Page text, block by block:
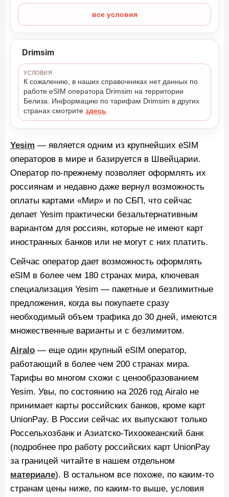
все условия
Drimsim
УСЛОВИЯ
К сожалению, в наших справочниках нет данных по
работе eSIM оператора Drimsim на территории
Белиза. Информацию по тарифам Drimsim в других
странах смотритездесь
Yesim — является одним из крупнейших eSIM
операторов в мире и базируется в Швейцарии.
Оператор по-прежнему позволяет оформлять их
россиянам и недавно даже вернул возможность
оплаты картами «Мир» и по СБП, что сейчас
делает Yesim практически безальтернативным
вариантом для россиян, которые не имеют карт
иностранных банков или не могут с них платить.
Сейчас оператор дает возможность оформлять
eSIM в более чем 180 странах мира, ключевая
специализация Yesim — пакетные и безлимитные
предложения, когда вы покупаете сразу
необходимый объем трафика до 30 дней, имеются
множественные варианты и с безлимитом.
Airalo — еще один крупный eSIM оператор,
работающий в более чем 200 странах мира.
Тарифы во многом схожи с ценообразованием
Yesim. Увы, по состоянию на 2026 год Airalo не
принимает карты российских банков, кроме карт
UnionPay. В России сейчас их выпускают только
Россельхозбанк и Азиатско-Тихоокеанский банк
(подробнее про работу российских карт UnionPay
за границей читайте в нашем отдельном
материале). В остальном все похоже, по каким-то
странам цены ниже, по каким-то выше, условия